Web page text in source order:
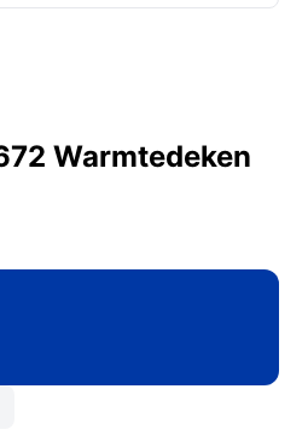
Warmtedeken